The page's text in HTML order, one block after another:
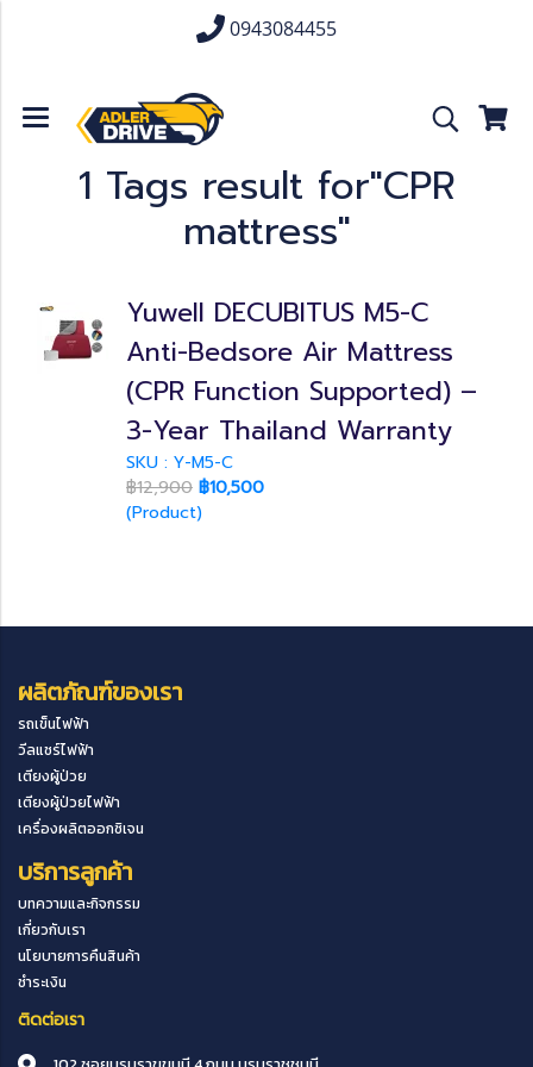
0943084455
1 Tags result for"CPR
mattress"
Yuwell DECUBITUS M5-C
Anti-Bedsore Air Mattress
(CPR Function Supported) –
3-Year Thailand Warranty
SKU : Y-M5-C
฿12,900 ฿10,500
(Product)
ผลิตภัณฑ์ของเรา
รถเข็นไฟฟ้า
วีลแชร์ไฟฟ้า
เตียงผู้ป่วย
เตียงผู้ป่วยไฟฟ้า
เครื่องผลิตออกซิเจน
บริการลูกค้า
บทความและกิจกรรม
เกี่ยวกับเรา
นโยบายการคืนสินค้า
ชำระเงิน
ติดต่อเรา